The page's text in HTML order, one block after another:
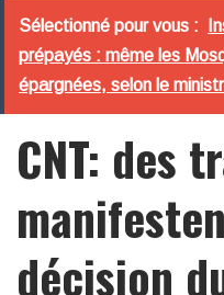
Sélectionné pour vous :
prépayés : même les
épargnées, selon le
CNT: des
décision